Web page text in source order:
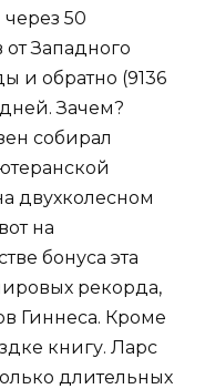
50
Западного
и обратно (9136
Зачем?
собирал
двухколесном
на
бонуса эта
рекорда,
Гиннеса. Кроме
книгу. Ларс
длительных